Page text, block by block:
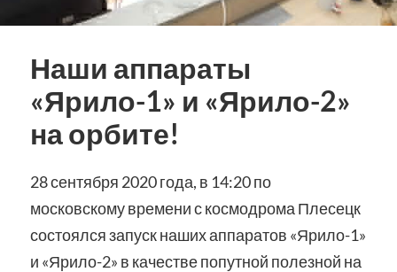
Наши аппараты
«Ярило-1» и «Ярило-2»
на орбите!
28 сентября 2020 года, в 14:20 по
московскому времени с космодрома Плесецк
состоялся запуск наших аппаратов «Ярило-1»
и «Ярило-2» в качестве попутной полезной на